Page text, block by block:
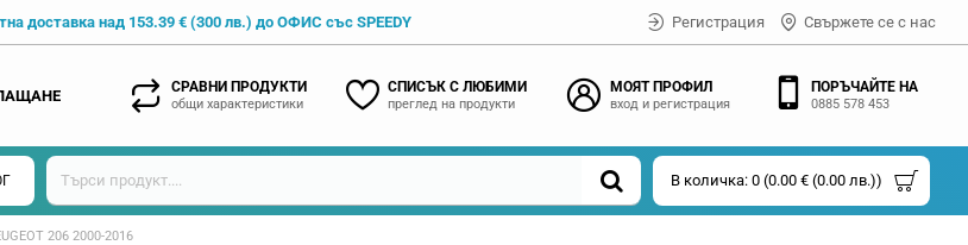
доставка над 153.39 € (300 лв.) до ОФИС със SPEEDY Регистрация Свържете се с нас
СРАВНИ ПРОДУКТИ
общи характеристики
СПИСЪК С ЛЮБИМИ
преглед на продукти
МОЯТ ПРОФИЛ
вход и регистрация
ПОРЪЧАЙТЕ НА
0885 578 453
В количка: 0 (0.00 € (0.00 лв.))
206 2000-2016